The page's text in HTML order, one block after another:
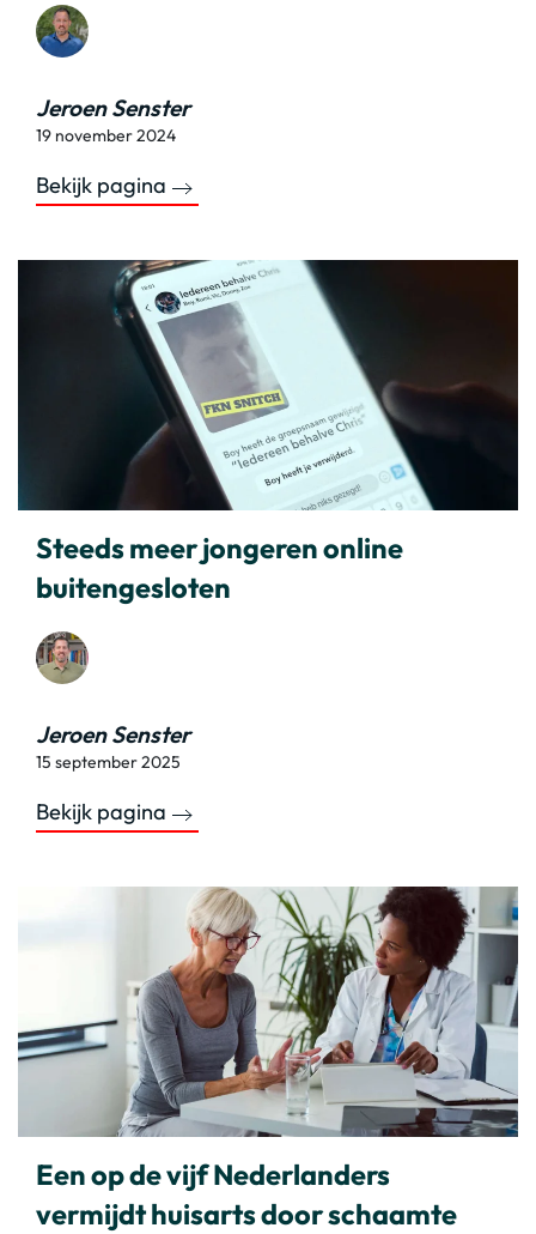
Jeroen Senster
19 november 2024
Bekijk pagina
Steeds meer jongeren online
buitengesloten
Jeroen Senster
15 september 2025
Bekijk pagina
Een op de vijf Nederlanders
vermijdt huisarts door schaamte